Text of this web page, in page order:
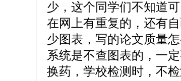
少，这个同学们不知道
在网上有重复的，还有
少图表，写的论文质量
系统是不查图表的，一
换药，学校检测时，不